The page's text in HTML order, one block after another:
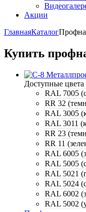
Акции
ГлавнаяКаталог
Купить
Доступные цвета
RAL 7005
RR 32
RAL 3005
RAL 3011
RR 23
RR 11
RAL 6005
RAL 5005
RAL 5021
RAL 5024
RAL 6002
RAL 5002